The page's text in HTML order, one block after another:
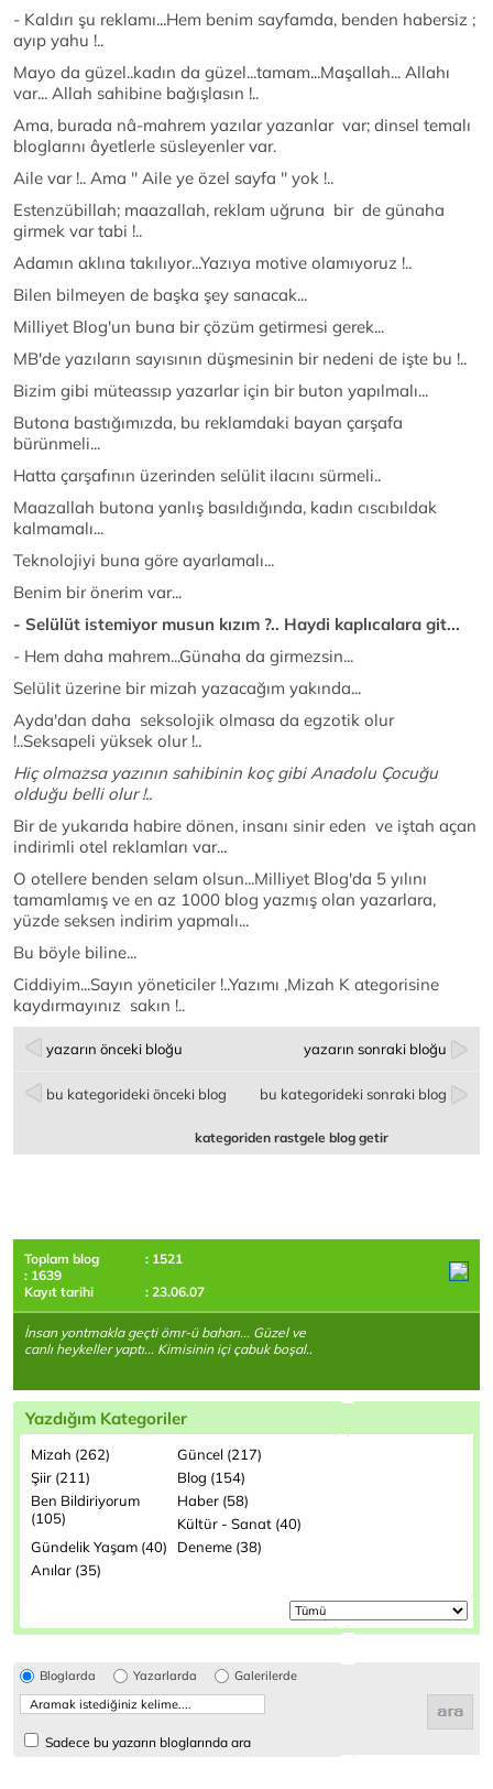
- Kaldırı şu reklamı...Hem benim sayfamda, benden habersiz ;
ayıp yahu !..
Mayo da güzel..kadın da güzel...tamam...Maşallah... Allahı
var... Allah sahibine bağışlasın !..
Ama, burada nâ-mahrem yazılar yazanlar var; dinsel temalı
bloglarını âyetlerle süsleyenler var.
Aile var !.. Ama '' Aile ye özel sayfa '' yok !..
Estenzübillah; maazallah, reklam uğruna bir de günaha
girmek var tabi !..
Adamın aklına takılıyor...Yazıya motive olamıyoruz !..
Bilen bilmeyen de başka şey sanacak...
Milliyet Blog'un buna bir çözüm getirmesi gerek...
MB'de yazıların sayısının düşmesinin bir nedeni de işte bu !..
Bizim gibi müteassıp yazarlar için bir buton yapılmalı...
Butona bastığımızda, bu reklamdaki bayan çarşafa
bürünmeli...
Hatta çarşafının üzerinden selülit ilacını sürmeli..
Maazallah butona yanlış basıldığında, kadın cıscıbıldak
kalmamalı...
Teknolojiyi buna göre ayarlamalı...
Benim bir önerim var...
- Selülüt istemiyor musun kızım ?.. Haydi kaplıcalara git...
- Hem daha mahrem...Günaha da girmezsin...
Selülit üzerine bir mizah yazacağım yakında...
Ayda'dan daha seksolojik olmasa da egzotik olur
!..Seksapeli yüksek olur !..
Hiç olmazsa yazının sahibinin koç gibi Anadolu Çocuğu
olduğu belli olur !..
Bir de yukarıda habire dönen, insanı sinir eden ve iştah açan
indirimli otel reklamları var...
O otellere benden selam olsun...Milliyet Blog'da 5 yılını
tamamlamış ve en az 1000 blog yazmış olan yazarlara,
yüzde seksen indirim yapmalı...
Bu böyle biline...
Ciddiyim...Sayın yöneticiler !..Yazımı ,Mizah K ategorisine
kaydırmayınız sakın !..
yazarın önceki bloğu yazarın sonraki bloğu
bu kategorideki önceki blog bu kategorideki sonraki blog
kategoriden rastgele blog getir
Toplam blog
: 1521
: 1639
Kayıt tarihi
: 23.06.07
İnsan yontmakla geçti ömr-ü baharı... Güzel ve
canlı heykeller yaptı... Kimisinin içi çabuk boşal..
Yazdığım Kategoriler
Mizah (262)
Güncel (217)
Şiir (211)
Blog (154)
Ben Bildiriyorum
(105)
Haber (58)
Kültür - Sanat (40)
Gündelik Yaşam (40)
Deneme (38)
Anılar (35)
Bloglarda Yazarlarda Galerilerde
Sadece bu yazarın bloglarında ara